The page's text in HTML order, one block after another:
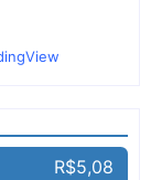
R$5,08